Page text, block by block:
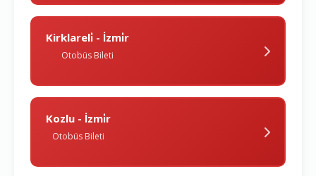
Kirklareli̇ - İzmi̇r
Otobüs Bileti
Kozlu - İzmi̇r
Otobüs Bileti